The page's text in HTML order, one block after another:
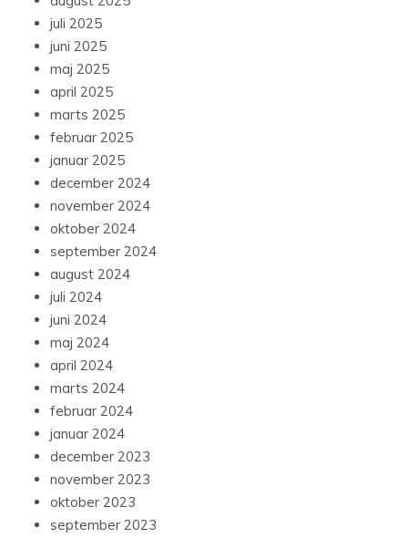
juli 2025
juni 2025
maj 2025
april 2025
marts 2025
februar 2025
januar 2025
december 2024
november 2024
oktober 2024
september 2024
august 2024
juli 2024
juni 2024
maj 2024
april 2024
marts 2024
februar 2024
januar 2024
december 2023
november 2023
oktober 2023
september 2023